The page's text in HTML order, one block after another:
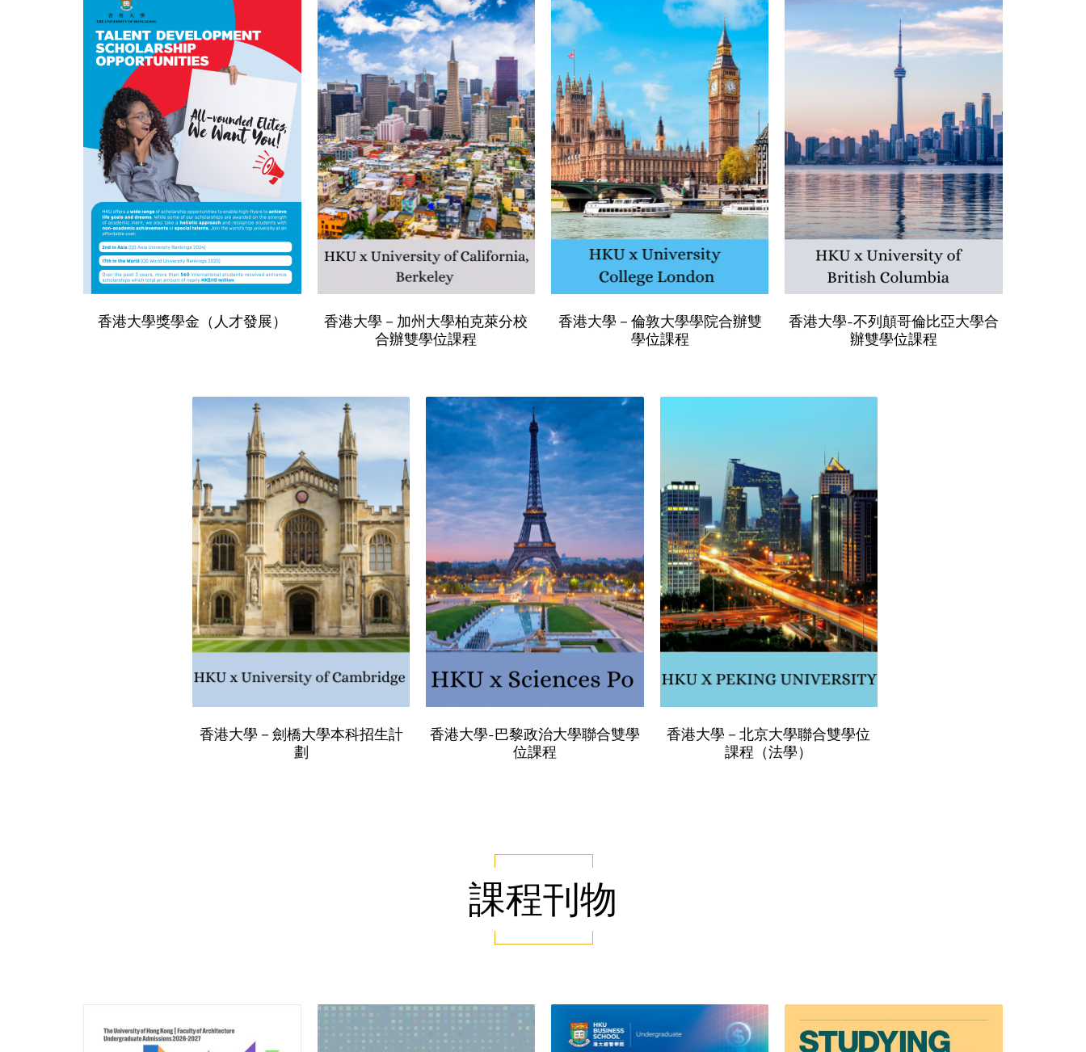
香港大學獎學金（人才發展）
香港大學－加州大學柏克萊分校
合辦雙學位課程
香港大學－倫敦大學學院合辦雙
學位課程
香港大學-不列顛哥倫比亞大學合
辦雙學位課程
香港大學－劍橋大學本科招生計
劃
香港大學-巴黎政治大學聯合雙學
位課程
香港大學－北京大學聯合雙學位
課程（法學）
課程刊物